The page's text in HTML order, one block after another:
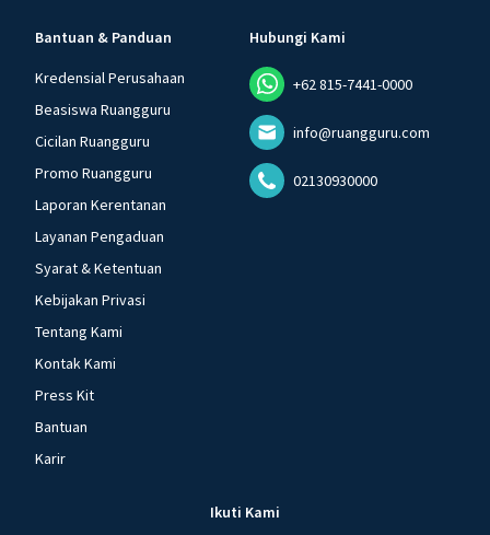
Bantuan & Panduan
Kredensial Perusahaan
Beasiswa Ruangguru
Cicilan Ruangguru
Promo Ruangguru
Laporan Kerentanan
Layanan Pengaduan
Syarat & Ketentuan
Kebijakan Privasi
Tentang Kami
Kontak Kami
Press Kit
Bantuan
Karir
Hubungi Kami
+62 815-7441-0000
info@ruangguru.com
02130930000
Ikuti Kami